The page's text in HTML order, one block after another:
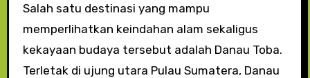
Salah satu destinasi yang mampu
memperlihatkan keindahan alam sekaligus
kekayaan budaya tersebut adalah Danau Toba.
Terletak di ujung utara Pulau Sumatera, Danau